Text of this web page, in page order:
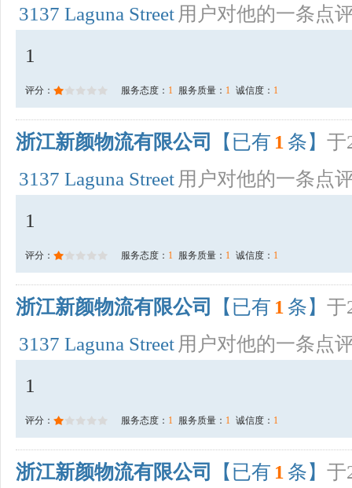
3137 Laguna Street 用户对他的一条点
1
评分： 服务态度： 1 服务质量： 1 诚信度： 1
浙江新颜物流有限公司 【已有 1 条】 于
3137 Laguna Street 用户对他的一条点
1
评分： 服务态度： 1 服务质量： 1 诚信度： 1
浙江新颜物流有限公司 【已有 1 条】 于
3137 Laguna Street 用户对他的一条点
1
评分： 服务态度： 1 服务质量： 1 诚信度： 1
浙江新颜物流有限公司 【已有 1 条】 于